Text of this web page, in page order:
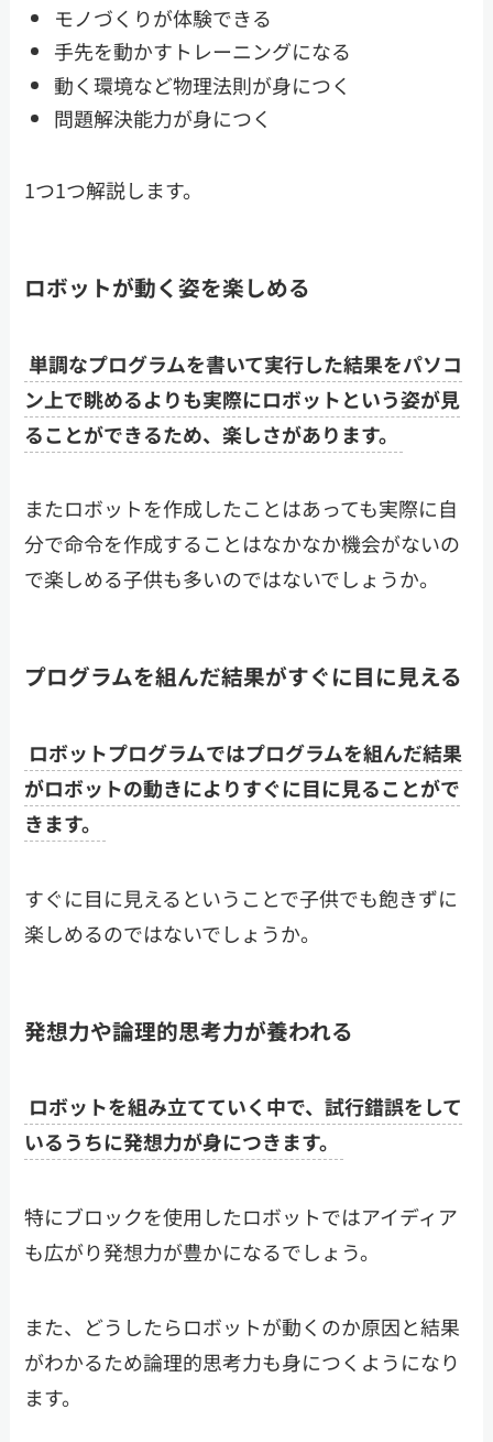
モノづくりが体験できる
手先を動かすトレーニングになる
動く環境など物理法則が身につく
問題解決能力が身につく
1つ1つ解説します。
ロボットが動く姿を楽しめる
単調なプログラムを書いて実行した結果をパソコ
ン上で眺めるよりも実際にロボットという姿が見
ることができるため、楽しさがあります。
またロボットを作成したことはあっても実際に自
分で命令を作成することはなかなか機会がないの
で楽しめる子供も多いのではないでしょうか。
プログラムを組んだ結果がすぐに目に見える
ロボットプログラムではプログラムを組んだ結果
がロボットの動きによりすぐに目に見ることがで
きます。
すぐに目に見えるということで子供でも飽きずに
楽しめるのではないでしょうか。
発想力や論理的思考力が養われる
ロボットを組み立てていく中で、試行錯誤をして
いるうちに発想力が身につきます。
特にブロックを使用したロボットではアイディア
も広がり発想力が豊かになるでしょう。
また、どうしたらロボットが動くのか原因と結果
がわかるため論理的思考力も身につくようになり
ます。